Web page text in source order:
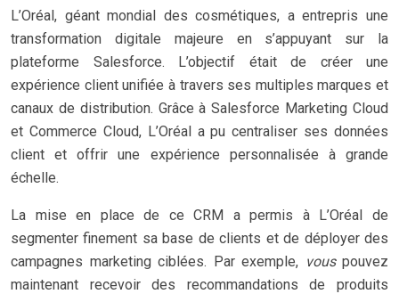
L’Oréal, géant mondial des cosmétiques, a entrepris une
transformation digitale majeure en s’appuyant sur la
plateforme Salesforce. L’objectif était de créer une
expérience client unifiée à travers ses multiples marques et
canaux de distribution. Grâce à Salesforce Marketing Cloud
et Commerce Cloud, L’Oréal a pu centraliser ses données
client et offrir une expérience personnalisée à grande
échelle.
La mise en place de ce CRM a permis à L’Oréal de
segmenter finement sa base de clients et de déployer des
campagnes marketing ciblées. Par exemple, vouspouvez
maintenant recevoir des recommandations de produits